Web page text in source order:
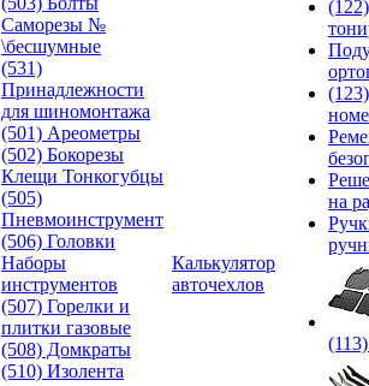
Саморезы №
\бесшумные
(531)
Принадлежности
для шиномонтажа
(501) Ареометры
(502) Бокорезы
Клещи Тонкогубцы
(505)
Пневмоинструмент
(506) Головки
Наборы
инструментов
(507) Горелки и
плитки газовые
(508) Домкраты
(510) Изолента
Калькулятор
авточехлов
на